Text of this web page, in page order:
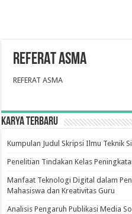
REFERAT ASMA
REFERAT ASMA
Karya Terbaru
Kumpulan Judul Skripsi Ilmu Teknik
Penelitian Tindakan Kelas
Manfaat Teknologi Digital dalam
Mahasiswa dan Kreativitas Guru
Analisis Pengaruh Publikasi Media